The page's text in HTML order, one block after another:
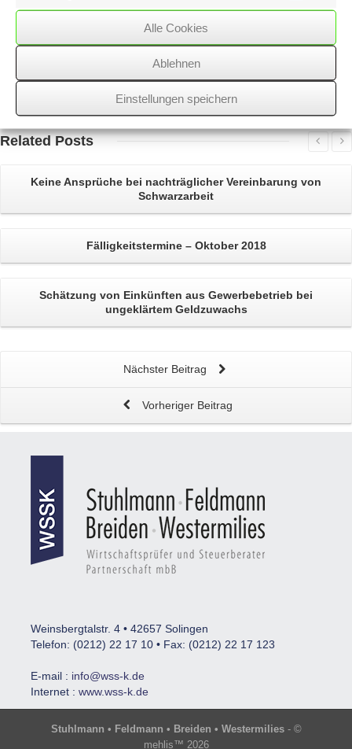
Alle Cookies
Ablehnen
Einstellungen speichern
Rechtsgebiete, WSSK
Überden Autor
wssk-admin
RelatedPosts
Keine Ansprüche bei nachträglicher Vereinbarung von
Schwarzarbeit
Fälligkeitstermine – Oktober 2018
Schätzung von Einkünften aus Gewerbebetrieb bei
ungeklärtem Geldzuwachs
Nächster Beitrag
Vorheriger Beitrag
Weinsbergtalstr. 4 • 42657 Solingen
Telefon: (0212) 22 17 10 • Fax: (0212) 22 17 123
E-mail : info@wss-k.de
Internet : www.wss-k.de
Stuhlmann • Feldmann • Breiden • Westermilies- ©
mehlis™ 2026